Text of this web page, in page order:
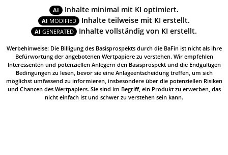
AI Inhalte minimal mit KI optimiert.
AI MODIFIED Inhalte teilweise mit KI erstellt.
AI GENERATED Inhalte vollständig von KI erstellt.
Werbehinweise: Die Billigung des Basisprospekts durch die BaFin ist nicht als ihre
Befürwortung der angebotenen Wertpapiere zu verstehen. Wir empfehlen
Interessenten und potenziellen Anlegern den Basisprospekt und die Endgültigen
Bedingungen zu lesen, bevor sie eine Anlageentscheidung treffen, um sich
möglichst umfassend zu informieren, insbesondere über die potenziellen Risiken
und Chancen des Wertpapiers. Sie sind im Begriff, ein Produkt zu erwerben, das
nicht einfach ist und schwer zu verstehen sein kann.